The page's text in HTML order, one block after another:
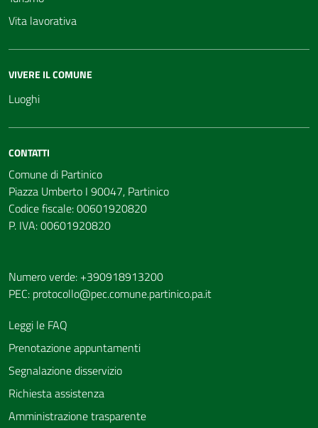
Vita lavorativa
VIVERE IL COMUNE
Luoghi
CONTATTI
Comune di Partinico
Piazza Umberto I 90047, Partinico
Codice fiscale: 00601920820
P. IVA: 00601920820
Numero verde: +390918913200
PEC: protocollo@pec.comune.partinico.pa.it
Leggi le FAQ
Prenotazione appuntamenti
Segnalazione disservizio
Richiesta assistenza
Amministrazione trasparente